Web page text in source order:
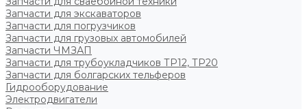
Запчасти для экскаваторов
Запчасти для погрузчиков
Запчасти для грузовых автомобилей
Запчасти ЧМЗАП
Запчасти для трубоукладчиков ТР12, ТР20
Запчасти для болгарских тельферов
Гидрооборудование
Электродвигатели